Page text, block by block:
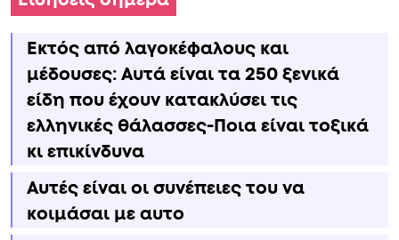
Εκτός από λαγοκέφαλους και
μέδουσες: Aυτά είναι τα 250 ξενικά
είδη που έχουν κατακλύσει τις
ελληνικές θάλασσες-Ποια είναι τοξικά
κι επικίνδυνα
Αυτές είναι οι συνέπειες του να
κοιμάσαι με αυτο